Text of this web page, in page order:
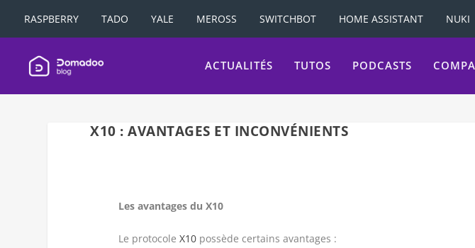
RASPBERRY TADO YALE MEROSS SWITCHBOT HOME ASSISTANT NUKI
ACTUALITÉS TUTOS PODCASTS
X10 : AVANTAGES ET INCONVÉNIENTS
Les avantages du X10
Le protocoleX10 possède certains avantages :